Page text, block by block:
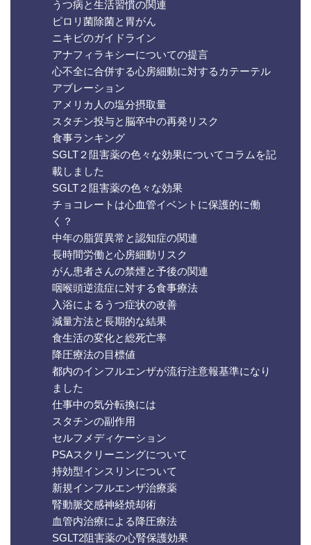
うつ病と生活習慣の関連
ピロリ菌除菌と胃がん
ニキビのガイドライン
アナフィラキシーについての提言
心不全に合併する心房細動に対するカテーテル
アブレーション
アメリカ人の塩分摂取量
スタチン投与と脳卒中の再発リスク
食事ランキング
SGLT２阻害薬の色々な効果についてコラムを記
載しました
SGLT２阻害薬の色々な効果
チョコレートは心血管イベントに保護的に働
く？
中年の脂質異常と認知症の関連
長時間労働と心房細動リスク
がん患者さんの禁煙と予後の関連
咽喉頭逆流症に対する食事療法
入浴によるうつ症状の改善
減量方法と長期的な結果
食生活の変化と総死亡率
降圧療法の目標値
都内のインフルエンザが流行注意報基準になり
ました
仕事中の気分転換には
スタチンの副作用
セルフメディケーション
PSAスクリーニングについて
持効型インスリンについて
新規インフルエンザ治療薬
腎動脈交感神経焼却術
血管内治療による降圧療法
SGLT2阻害薬の心腎保護効果